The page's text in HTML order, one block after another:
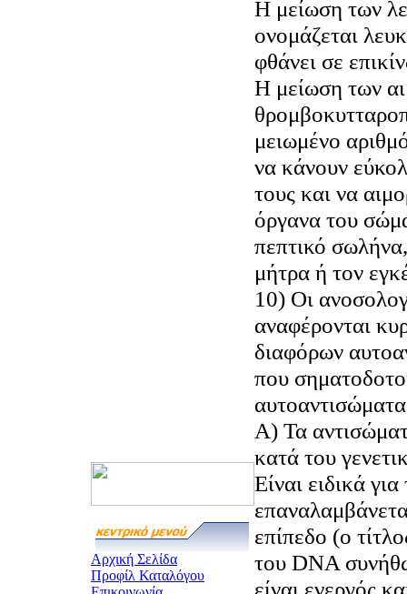
Αρχική Σελίδα
Προφίλ Καταλόγου
Η μείωση των
ονομάζεται
φθάνει σε
Η μείωση των
μειωμένο
να κάνουν
τους και να
όργανα του
πεπτικό
μήτρα ή τον
10) Οι
αναφέρονται
διαφόρων
που
Α) Τα
κατά του
Είναι ειδικά
επίπεδο (ο
του DNA
είναι ενεργός